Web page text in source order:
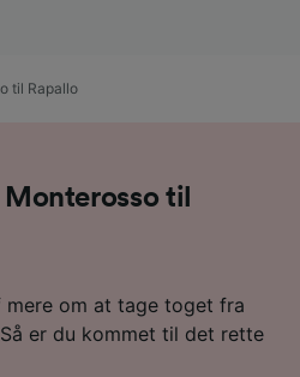
til Rapallo
til
om at tage toget fra
er du kommet til det rette